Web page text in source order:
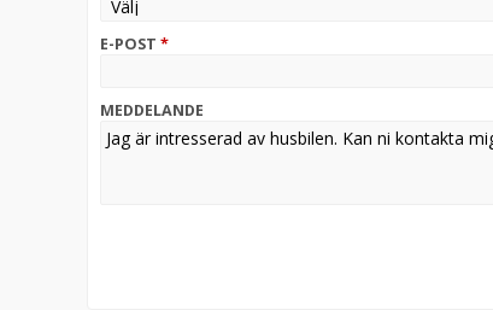
E-POST *
MEDDELANDE